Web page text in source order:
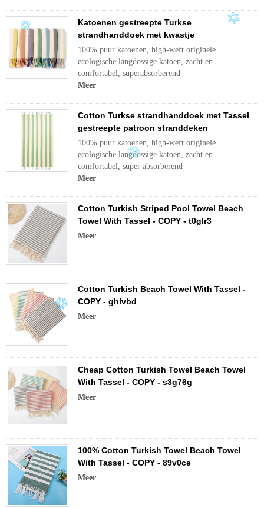
Katoenen gestreepte Turkse
strandhanddoek met kwastje
100% puur katoenen, high-weft originele
ecologische langdossige katoen, zacht en
comfortabel, superabsorberend
Meer
Cotton Turkse strandhanddoek met Tassel
gestreepte patroon stranddeken
100% puur katoenen, high-weft originele
ecologische langdossige katoen, zacht en
comfortabel, super absorberend
Meer
Cotton Turkish Striped Pool Towel Beach
Towel With Tassel - COPY - t0glr3
Meer
Cotton Turkish Beach Towel With Tassel -
COPY - ghlvbd
Meer
Cheap Cotton Turkish Towel Beach Towel
With Tassel - COPY - s3g76g
Meer
100% Cotton Turkish Towel Beach Towel
With Tassel - COPY - 89v0ce
Meer